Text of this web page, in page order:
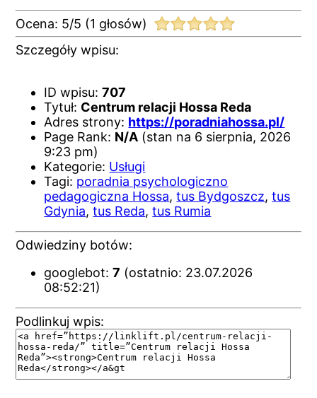
Ocena: 5/5 (1 głosów)
Szczegóły wpisu:
ID wpisu:707
Tytuł: Centrum relacji Hossa Reda
Adres strony: https://poradniahossa.pl/
Page Rank: N/A (stan na 6 sierpnia, 2026
9:23 pm)
Kategorie: Usługi
Tagi: poradnia psychologiczno
pedagogiczna Hossa,tus Bydgoszcz,tus
Gdynia,tus Reda,tus Rumia
Odwiedziny botów:
googlebot:7 (ostatnio: 23.07.2026
08:52:21)
Podlinkuj wpis: